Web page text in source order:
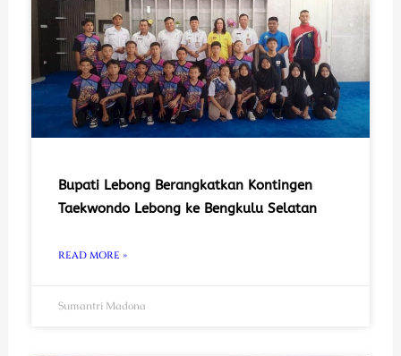
Bupati Lebong Berangkatkan Kontingen
Taekwondo Lebong ke Bengkulu Selatan
READ MORE »
Sumantri Madona